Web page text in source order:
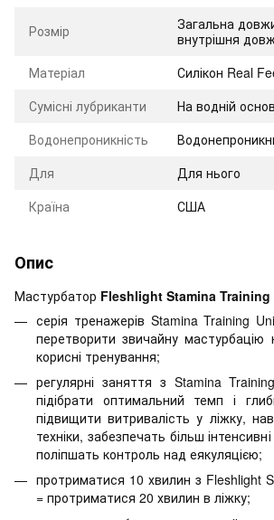
Розмір
Загальна
внутрішня
Матеріал
Силікон Real
Сумісні лубриканти
На водній
Водонепроникність
Для
Для нього
Країна
США
Опис
Мастурбатор Fleshlight Stamina
серія тренажерів Stamina Training
перетворити звичайну
корисні тренування;
регулярні заняття з Stamina
підібрати оптимальний темп і
підвищити витривалість у ліжку,
техніки, забезпечать більш
поліпшать контроль над еякуляцією;
протриматися 10 хвилин з Fleshlight
= протриматися 20 хвилин в ліжку;